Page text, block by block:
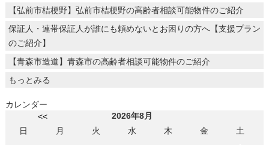
【弘前市桔梗野】弘前市桔梗野の高齢者相談可能物件のご紹介
保証人・連帯保証人が誰にも頼めないとお困りの方へ【支援プラン
のご紹介】
【青森市造道】青森市の高齢者相談可能物件のご紹介
もっとみる
カレンダー
<<
2026年8月
日
月 火 水 木 金
土